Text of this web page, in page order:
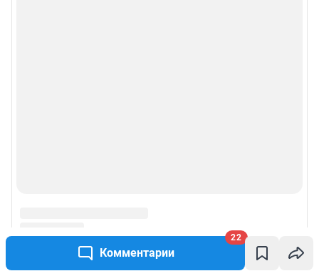
Комментарии
22